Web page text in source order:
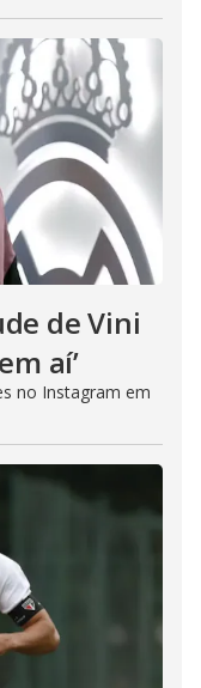
de Vini
aí’
no Instagram em